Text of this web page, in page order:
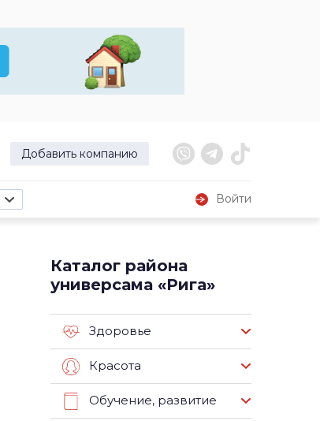
Добавить компанию
Войти
Каталог района
универсама «Рига»
Здоровье
Красота
Обучение, развитие